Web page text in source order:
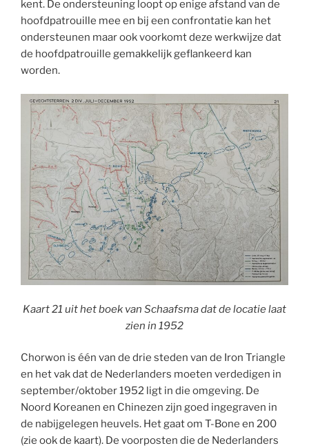
kent. De ondersteuning loopt op enige afstand van de
hoofdpatrouille mee en bij een confrontatie kan het
ondersteunen maar ook voorkomt deze werkwijze dat
de hoofdpatrouille gemakkelijk geflankeerd kan
worden.
Kaart 21 uit het boek van Schaafsma dat de locatie laat
zien in 1952
Chorwon is één van de drie steden van de Iron Triangle
en het vak dat de Nederlanders moeten verdedigen in
september/oktober 1952 ligt in die omgeving. De
Noord Koreanen en Chinezen zijn goed ingegraven in
de nabijgelegen heuvels. Het gaat om T-Bone en 200
(zie ook de kaart). De voorposten die de Nederlanders